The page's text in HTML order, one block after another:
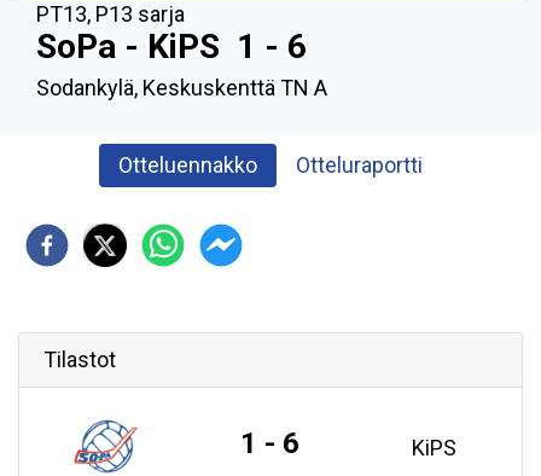
PT13, P13 sarja
SoPa - KiPS 1 - 6
Sodankylä, Keskuskenttä TN A
Otteluennakko Otteluraportti
Tilastot
1 - 6 KiPS